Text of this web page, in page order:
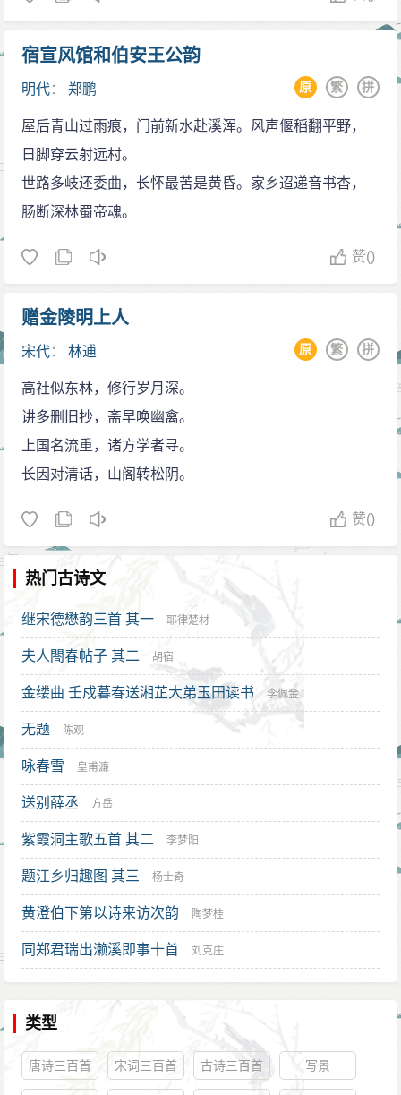
宿宣风馆和伯安王公韵
明代：郑鹏 拼
繁
原
屋后青山过雨痕，门前新水赴溪浑。风声偃稻翻平野，
日脚穿云射远村。
世路多岐还委曲，长怀最苦是黄昏。家乡迢递音书杳，
肠断深林蜀帝魂。
赞()
赠金陵明上人
宋代：林逋 拼
繁
原
高社似东林，修行岁月深。
讲多删旧抄，斋早唤幽禽。
上国名流重，诸方学者寻。
长因对清话，山阁转松阴。
赞()
热门古诗文
继宋德懋韵三首 其一 耶律楚材
夫人閤春帖子 其二 胡宿
金缕曲 壬戍暮春送湘芷大弟玉田读书 李佩金
无题 陈观
咏春雪 皇甫濂
送别薛丞 方岳
紫霞洞主歌五首 其二 李梦阳
题江乡归趣图 其三 杨士奇
黄澄伯下第以诗来访次韵 陶梦桂
同郑君瑞出濑溪即事十首 刘克庄
类型
唐诗三百首 宋词三百首 古诗三百首 写景